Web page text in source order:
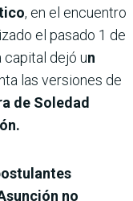
, en el encuentro
el pasado 1 de
capital dejó un
las versiones de
de Soledad
no